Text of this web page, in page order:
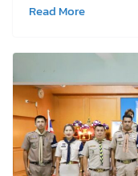
Read More